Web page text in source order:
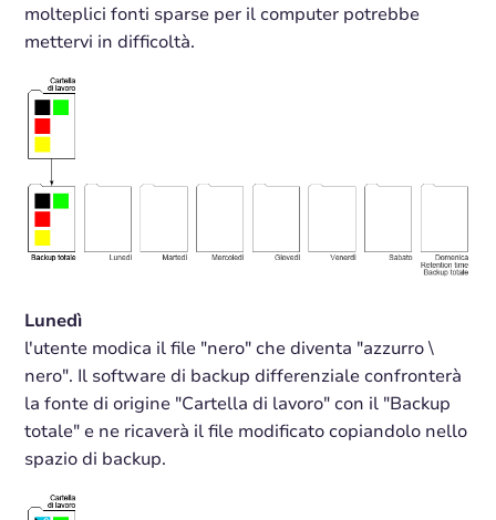
molteplici fonti sparse per il computer potrebbe
mettervi in difficoltà.
Lunedì
l'utente modica il file "nero" che diventa "azzurro \
nero". Il software di backup differenziale confronterà
la fonte di origine "Cartella di lavoro" con il "Backup
totale" e ne ricaverà il file modificato copiandolo nello
spazio di backup.